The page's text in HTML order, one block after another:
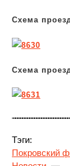
Схема
Схема
Тэги:
Покровский